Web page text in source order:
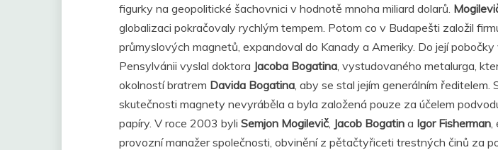
figurky na geopolitické šachovnici v hodnotě mnoha miliard dolarů.
globalizaci pokračovaly rychlým tempem. Potom co v Budapešti založil
průmyslových magnetů, expandoval do Kanady a Ameriky. Do její
Pensylvánii vyslal doktora Jacoba Bogatina , vystudovaného metalurga,
okolností bratrem Davida Bogatina , aby se stal jejím generálním ředitelem.
skutečnosti magnety nevyráběla a byla založená pouze za účelem
papíry. V roce 2003 byli Semjon Mogilevič Jacob Bogatin a Igor Fisherman
provozní manažer společnosti, obvinění z pětačtyřiceti trestných činů za